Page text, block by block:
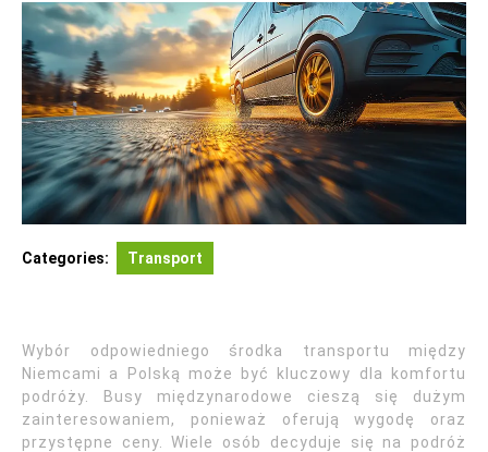
Categories: Transport
Wybór odpowiedniego środka transportu między
Niemcami a Polską może być kluczowy dla komfortu
podróży. Busy międzynarodowe cieszą się dużym
zainteresowaniem, ponieważ oferują wygodę oraz
przystępne ceny. Wiele osób decyduje się na podróż